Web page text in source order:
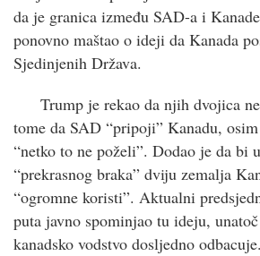
da je granica između SAD-a i
ponovno maštao o ideji da Kanada
Sjedinjenih Država.
Trump je rekao da njih dvojica
tome da SAD “pripoji” Kanadu,
“netko to ne poželi”. Dodao je da bi
“prekrasnog braka” dviju zemalja
“ogromne koristi”. Aktualni
puta javno spominjao tu ideju,
kanadsko vodstvo dosljedno odbacuje.